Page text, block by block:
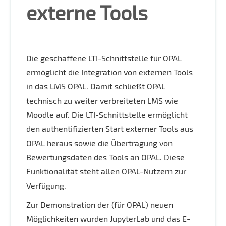
externe Tools
Die geschaffene LTI-Schnittstelle für OPAL
ermöglicht die Integration von externen Tools
in das LMS OPAL. Damit schließt OPAL
technisch zu weiter verbreiteten LMS wie
Moodle auf. Die LTI-Schnittstelle ermöglicht
den authentifizierten Start externer Tools aus
OPAL heraus sowie die Übertragung von
Bewertungsdaten des Tools an OPAL. Diese
Funktionalität steht allen OPAL-Nutzern zur
Verfügung.
Zur Demonstration der (für OPAL) neuen
Möglichkeiten wurden JupyterLab und das E-